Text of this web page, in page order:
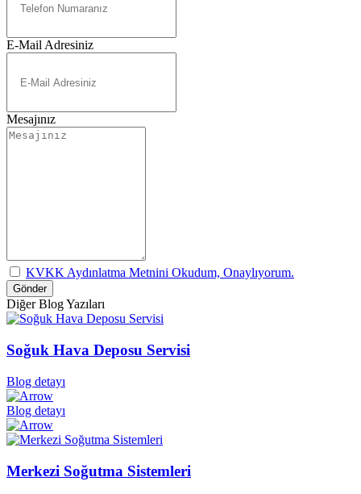
E-Mail Adresiniz
Mesajınız
KVKK Aydınlatma Metnini Okudum, Onaylıyorum.
Gönder
Diğer Blog Yazıları
Soğuk Hava Deposu Servisi​
Blog detayı
Blog detayı
Merkezi Soğutma Sistemleri